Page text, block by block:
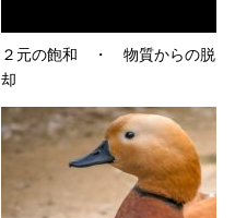
２元の飽和 ・ 物質からの脱
却